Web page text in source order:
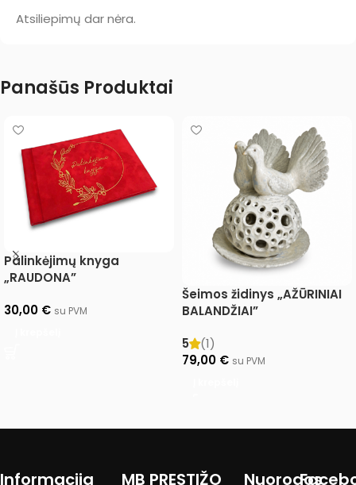
Atsiliepimų dar nėra.
Panašūs Produktai
Palinkėjimų knyga
„RAUDONA”
30,00 € su PVM
Šeimos židinys „AŽŪRINIAI
BALANDŽIAI”
5
(1)
79,00 € su PVM
Informacija MB PRESTIŽO Nuorodos